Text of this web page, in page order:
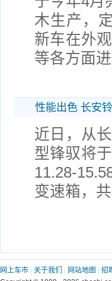
木生产，
新车在外
等各方面
性能出色 长安
近日，从
型锋驭将
11.28-
变速箱，
网上车市 关于我们 网站地图 招